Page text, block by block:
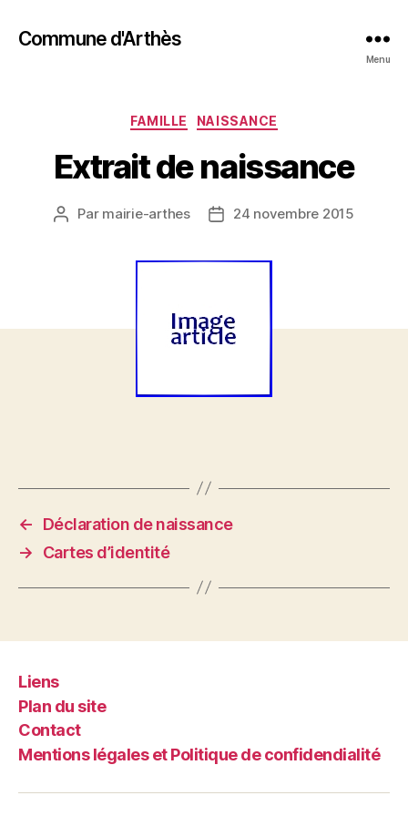
Commune d'Arthès
Menu
FAMILLE NAISSANCE
Extrait de naissance
Par mairie-arthes 24 novembre 2015
←
Déclaration de naissance
→
Cartes d’identité
Liens
Plan du site
Contact
Mentions légales et Politique de confidendialité